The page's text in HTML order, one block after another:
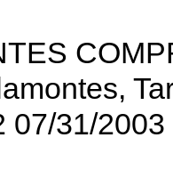
07/31/